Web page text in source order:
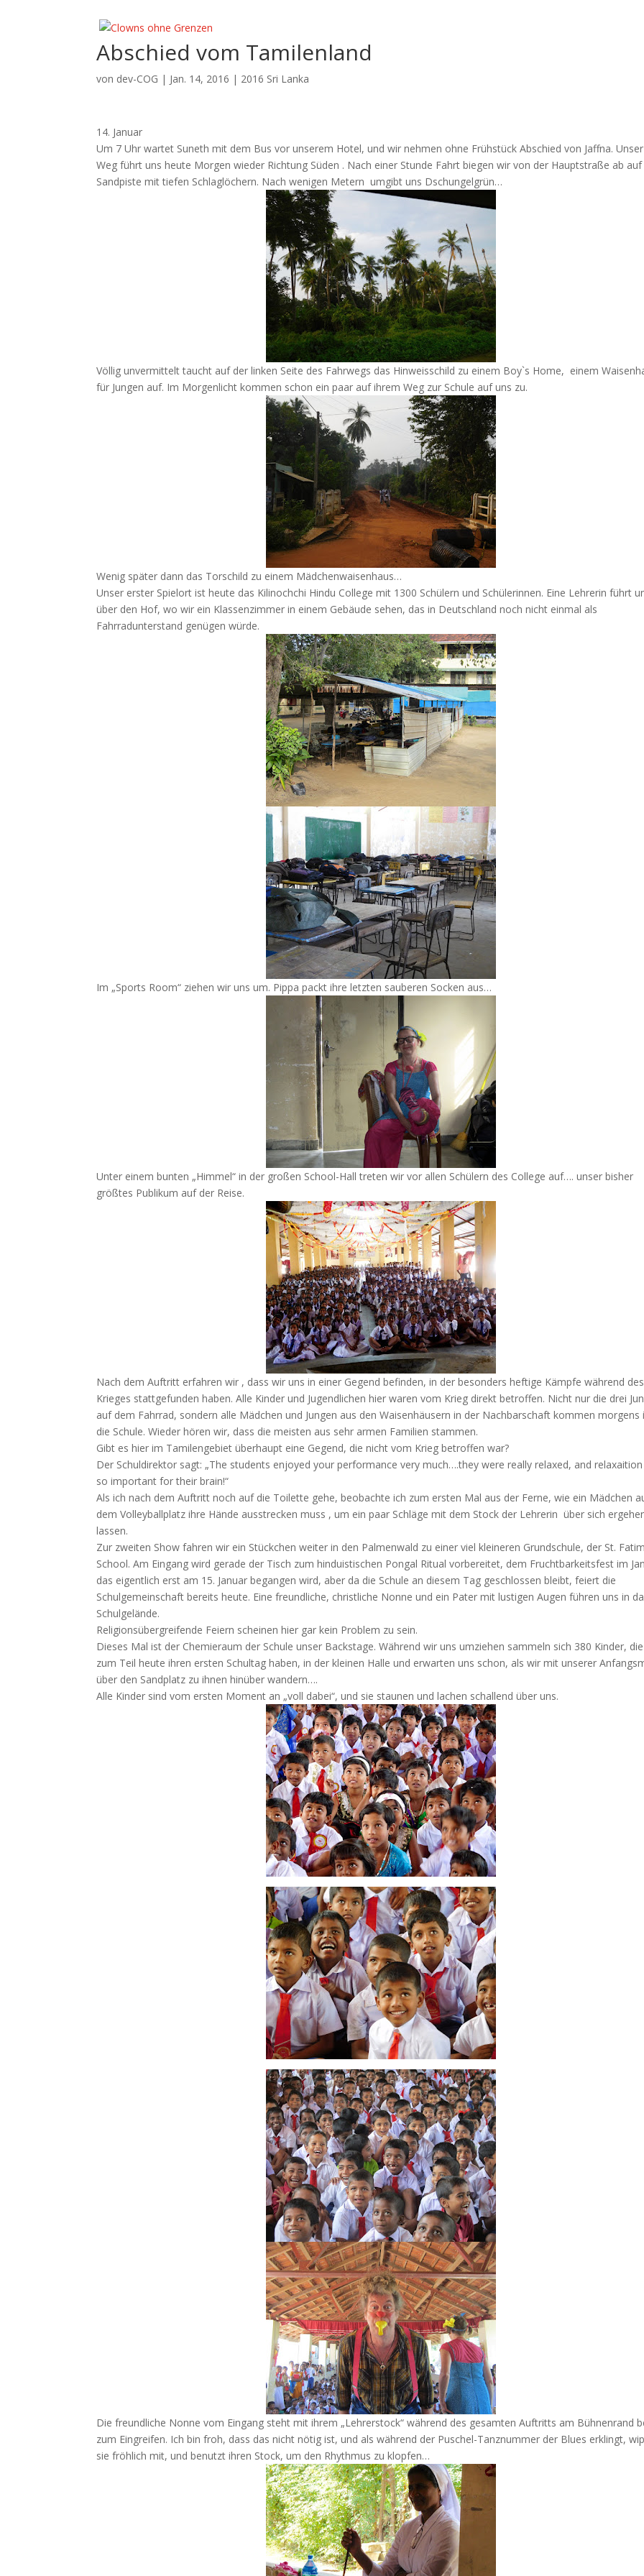
Abschied vom Tamilenland
von dev-COG | Jan. 14, 2016 | 2016 Sri Lanka
14. Januar
Um 7 Uhr wartet Suneth mit dem Bus vor unserem Hotel, und wir nehmen ohne Frühstück Abschied von Jaffna. Unser
Weg führt uns heute Morgen wieder Richtung Süden . Nach einer Stunde Fahrt biegen wir von der Hauptstraße ab auf
Sandpiste mit tiefen Schlaglöchern. Nach wenigen Metern umgibt uns Dschungelgrün…
Völlig unvermittelt taucht auf der linken Seite des Fahrwegs das Hinweisschild zu einem Boy`s Home, einem
für Jungen auf. Im Morgenlicht kommen schon ein paar auf ihrem Weg zur Schule auf uns zu.
Wenig später dann das Torschild zu einem Mädchenwaisenhaus…
Unser erster Spielort ist heute das Kilinochchi Hindu College mit 1300 Schülern und Schülerinnen. Eine Lehrerin führt
über den Hof, wo wir ein Klassenzimmer in einem Gebäude sehen, das in Deutschland noch nicht einmal als
Fahrradunterstand genügen würde.
Im „Sports Room“ ziehen wir uns um. Pippa packt ihre letzten sauberen Socken aus…
Unter einem bunten „Himmel“ in der großen School-Hall treten wir vor allen Schülern des College auf…. unser bisher
größtes Publikum auf der Reise.
Nach dem Auftritt erfahren wir , dass wir uns in einer Gegend befinden, in der besonders heftige Kämpfe während des
Krieges stattgefunden haben. Alle Kinder und Jugendlichen hier waren vom Krieg direkt betroffen. Nicht nur die drei
auf dem Fahrrad, sondern alle Mädchen und Jungen aus den Waisenhäusern in der Nachbarschaft kommen morgens
die Schule. Wieder hören wir, dass die meisten aus sehr armen Familien stammen.
Gibt es hier im Tamilengebiet überhaupt eine Gegend, die nicht vom Krieg betroffen war?
Der Schuldirektor sagt: „The students enjoyed your performance very much….they were really relaxed, and relaxaition
so important for their brain!“
Als ich nach dem Auftritt noch auf die Toilette gehe, beobachte ich zum ersten Mal aus der Ferne, wie ein Mädchen
dem Volleyballplatz ihre Hände ausstrecken muss , um ein paar Schläge mit dem Stock der Lehrerin über sich
lassen.
Zur zweiten Show fahren wir ein Stückchen weiter in den Palmenwald zu einer viel kleineren Grundschule, der St.
School. Am Eingang wird gerade der Tisch zum hinduistischen Pongal Ritual vorbereitet, dem Fruchtbarkeitsfest im
das eigentlich erst am 15. Januar begangen wird, aber da die Schule an diesem Tag geschlossen bleibt, feiert die
Schulgemeinschaft bereits heute. Eine freundliche, christliche Nonne und ein Pater mit lustigen Augen führen uns in
Schulgelände.
Religionsübergreifende Feiern scheinen hier gar kein Problem zu sein.
Dieses Mal ist der Chemieraum der Schule unser Backstage. Während wir uns umziehen sammeln sich 380 Kinder, die
zum Teil heute ihren ersten Schultag haben, in der kleinen Halle und erwarten uns schon, als wir mit unserer
über den Sandplatz zu ihnen hinüber wandern….
Alle Kinder sind vom ersten Moment an „voll dabei“, und sie staunen und lachen schallend über uns.
Die freundliche Nonne vom Eingang steht mit ihrem „Lehrerstock“ während des gesamten Auftritts am Bühnenrand
zum Eingreifen. Ich bin froh, dass das nicht nötig ist, und als während der Puschel-Tanznummer der Blues erklingt,
sie fröhlich mit, und benutzt ihren Stock, um den Rhythmus zu klopfen…